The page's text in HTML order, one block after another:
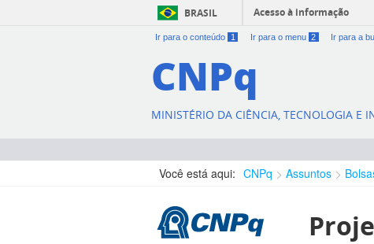
BRASIL Acesso à informação
Ir para o conteúdo 1 Ir para o menu 2 Ir para a
CNPq
MINISTÉRIO DA CIÊNCIA, TECNOLOGIA E
Você está aqui: CNPq Assuntos